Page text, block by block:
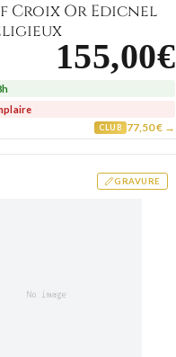
Croix Or Edicnel
155,00€
CLUB 77,50 € →
GRAVURE
Alliance Or Gabeau